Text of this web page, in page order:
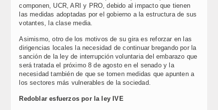
componen, UCR, ARI y PRO, debido al impacto que tienen
las medidas adoptadas por el gobierno a la estructura de sus
votantes, la clase media.
Asimismo, otro de los motivos de su gira es reforzar en las
dirigencias locales la necesidad de continuar bregando por la
sanción de la ley de interrupción voluntaria del embarazo que
será tratada el próximo 8 de agosto en el senado y la
necesidad también de que se tomen medidas que apunten a
los sectores más vulnerables de la sociedad.
Redoblar esfuerzos por la ley IVE